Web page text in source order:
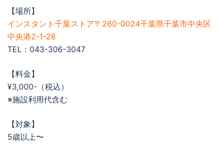
【場所】
インスタント千葉ストア〒260-0024千葉県千葉市中央区
中央港2-1-28
TEL：043-306-3047
【料金】
¥3,000-（税込）
※施設利用代含む
【対象】
5歳以上〜